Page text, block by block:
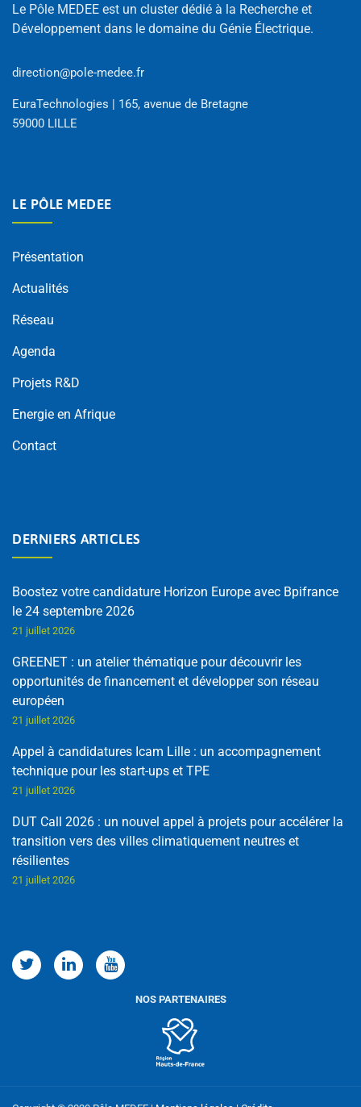
Le Pôle MEDEE est un cluster dédié à la Recherche et
Développement dans le domaine du Génie Électrique.
direction@pole-medee.fr
EuraTechnologies | 165, avenue de Bretagne
59000 LILLE
LE PÔLE MEDEE
Présentation
Actualités
Réseau
Agenda
Projets R&D
Energie en Afrique
Contact
DERNIERS ARTICLES
Boostez votre candidature Horizon Europe avec Bpifrance
le 24 septembre 2026
21 juillet 2026
GREENET : un atelier thématique pour découvrir les
opportunités de financement et développer son réseau
européen
21 juillet 2026
Appel à candidatures Icam Lille : un accompagnement
technique pour les start-ups et TPE
21 juillet 2026
DUT Call 2026 : un nouvel appel à projets pour accélérer la
transition vers des villes climatiquement neutres et
résilientes
21 juillet 2026